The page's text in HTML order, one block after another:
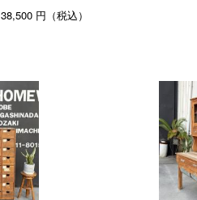
38,500 円（税込）